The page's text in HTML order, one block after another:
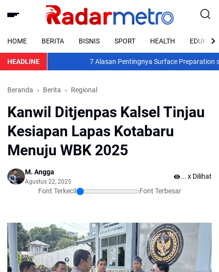
HOME BERITA BISNIS SPORT HEALTH EDUKASI
HEADLINE 7 Alasan Pentingnya Surface Preparation
Beranda Berita Regional
Kanwil Ditjenpas Kalsel Tinjau
Kesiapan Lapas Kotabaru
Menuju WBK 2025
M. Angga
Agustus 22, 2025
Font Terkecil Font Terbesar
... x Dilihat